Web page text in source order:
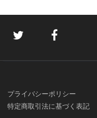
プライバシーポリシー
特定商取引法に基づく表記